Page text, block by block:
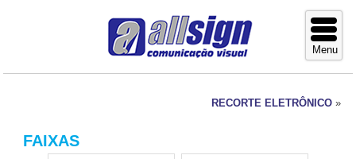
RECORTE ELETRÔNICO»
FAIXAS